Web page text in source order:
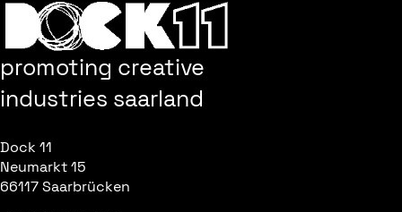
promoting creative
industries saarland
Dock 11
Neumarkt 15
66117 Saarbrücken